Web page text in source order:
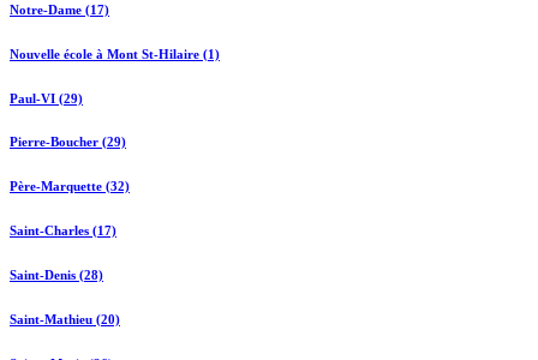
Notre-Dame (17)
Nouvelle école à Mont St-Hilaire (1)
Paul-VI (29)
Pierre-Boucher (29)
Père-Marquette (32)
Saint-Charles (17)
Saint-Denis (28)
Saint-Mathieu (20)